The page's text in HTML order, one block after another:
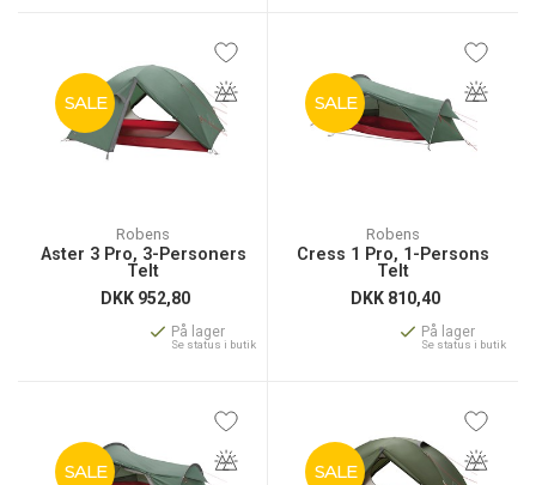
SALE
Robens
Aster 3 Pro, 3-Personers
Telt
DKK 952,80
På lager
Se status i butik
SALE
Robens
Cress 1 Pro, 1-Persons
Telt
DKK 810,40
På lager
Se status i butik
SALE SALE